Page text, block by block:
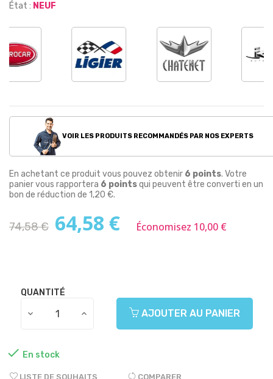
État : NEUF
VOIR LES PRODUITS RECOMMANDÉS PAR NOS EXPERTS
En achetant ce produit vous pouvez obtenir 6 points. Votre
panier vous rapportera 6 pointsqui peuvent être converti en un
bon de réduction de 1,20 €.
74,58 € 64,58 € Économisez 10,00 €
QUANTITÉ
AJOUTER AU PANIER
 En stock
LISTE DE SOUHAITS COMPARER